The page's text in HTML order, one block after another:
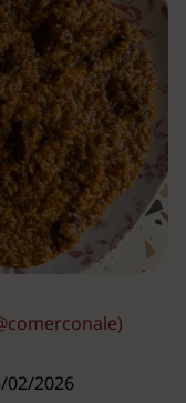
02/2026